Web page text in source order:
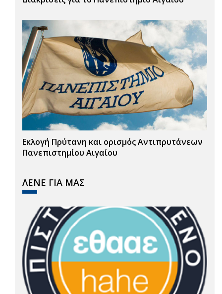
Εκλογή Πρύτανη και ορισμός Αντιπρυτάνεων
Πανεπιστημίου Αιγαίου
ΛΕΝΕ ΓΙΑ ΜΑΣ